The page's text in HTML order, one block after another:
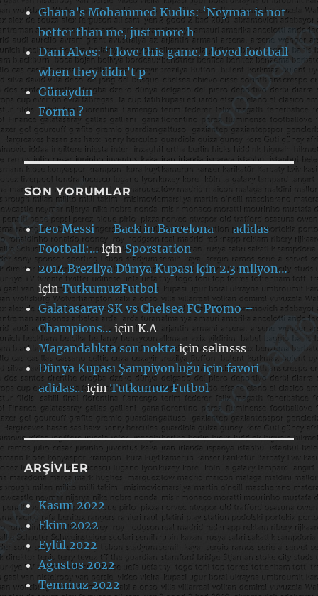
Ghana’s Mohammed Kudus: ‘Neymar is not
better than me, just more h
Dani Alves: ‘I love this game. I loved football
when they didn’t p
Günaydın
Forma ?
SON YORUMLAR
Leo Messi — Back in Barcelona — adidas
Football:…içinSporstation
2014 Brezilya Dünya Kupası için 2.3 milyon…
içinTutkumuzFutbol
Galatasaray SK vs Chelsea FC Promo –
Champions… içinK.A
Magandalıkta son noktaiçinselinsss
Dünya Kupası Şampiyonluğu için favori
adidas…içinTutkumuz Futbol
ARŞIVLER
Kasım 2022
Ekim 2022
Eylül 2022
Ağustos 2022
Temmuz 2022